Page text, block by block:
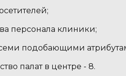
персонала клиники;
подобающими
палат в центре - 8.